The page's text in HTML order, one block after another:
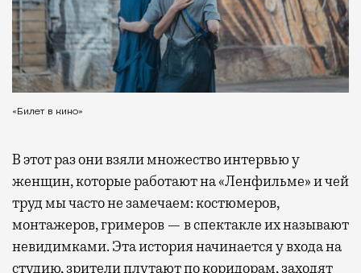
«Билет в кино»
В этот раз они взяли множество интервью у
женщин, которые работают на «Ленфильме» и чей
труд мы часто не замечаем: костюмеров,
монтажеров, гримеров — в спектакле их называют
невидимками. Эта история начинается у входа на
студию, зрители плутают по коридорам, заходят